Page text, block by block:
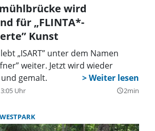
wird
für „FLINTA*-
Kunst
„ISART” unter dem Namen
weiter. Jetzt wird wieder
gemalt.
Uhr query_builder2min